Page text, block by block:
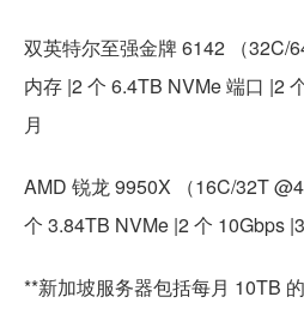
双英特尔至强金牌 6142 （32C/
内存 |2 个 6.4TB NVMe 端口 |2
月
AMD 锐龙 9950X （16C/32T
个 3.84TB NVMe |2 个 10Gbps
**新加坡服务器包括每月 10TB